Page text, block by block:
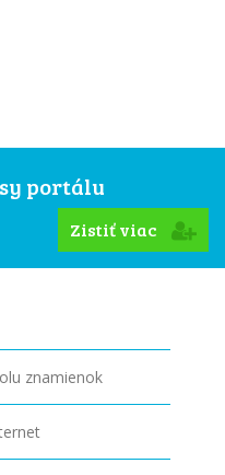
portálu
Zistiť viac
znamienok